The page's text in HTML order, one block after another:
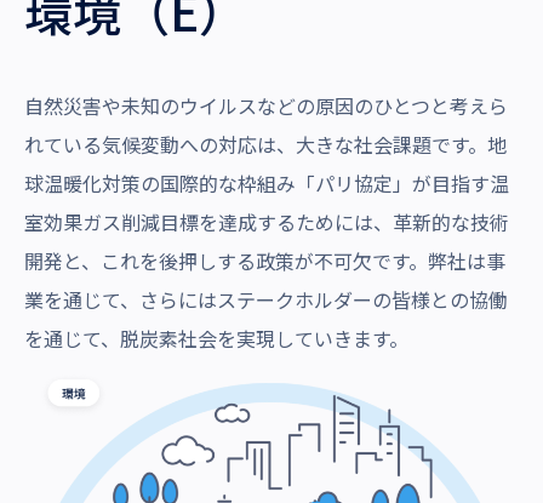
自然災害や未知のウイルスなどの原因のひとつと考えら
れている気候変動への対応は、大きな社会課題です。地
球温暖化対策の国際的な枠組み「パリ協定」が目指す温
室効果ガス削減目標を達成するためには、革新的な技術
開発と、これを後押しする政策が不可欠です。弊社は事
業を通じて、さらにはステークホルダーの皆様との協働
を通じて、脱炭素社会を実現していきます。